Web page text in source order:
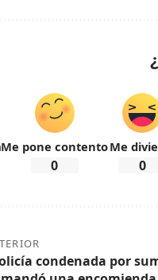
Me pone contento
0
Me
0
condenada por